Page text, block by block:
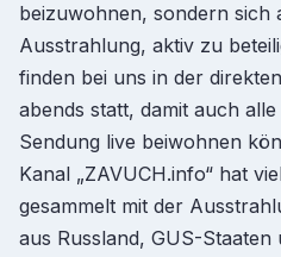
beizuwohnen, sondern sich
Ausstrahlung, aktiv zu
finden bei uns in der
abends statt, damit auch
Sendung live beiwohnen
Kanal „ZAVUCH.info“ hat
gesammelt mit der
aus Russland, GUS-